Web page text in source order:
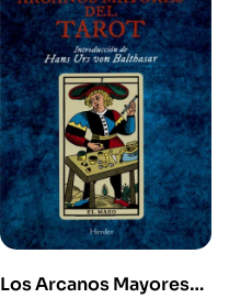
Los Arcanos Mayores